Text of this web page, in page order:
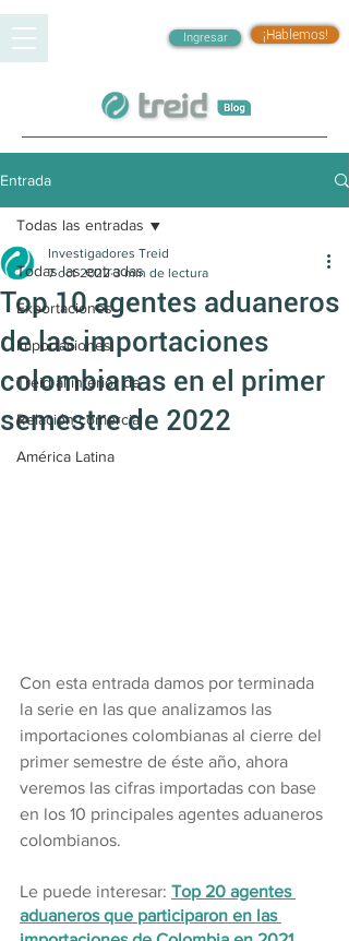
¡Hablemos!
Ingresar
Entrada
Todas las entradas
Exportaciones
Importaciones
Treid al interior de
Relación comercial
América Latina
Todas las entradas
Top 10 agentes aduaneros
de las importaciones
colombianas en el primer
semestre de 2022
Investigadores Treid
7 oct 2022 3 min de lectura
Con esta entrada damos por terminada
la serie en las que analizamos las
importaciones colombianas al cierre del
primer semestre de éste año, ahora
veremos las cifras importadas con base
en los 10 principales agentes aduaneros
colombianos.
Le puede interesar: Top 20 agentes
aduaneros que participaron en las